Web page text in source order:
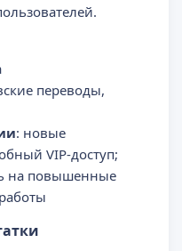
переводы,
: новые
VIP-доступ;
на повышенные